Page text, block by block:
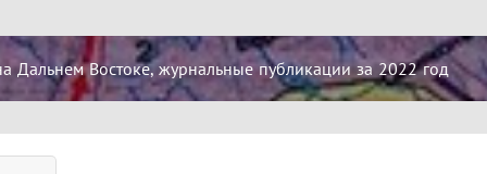
Дальнем Востоке, журнальные публикации за 2022 год